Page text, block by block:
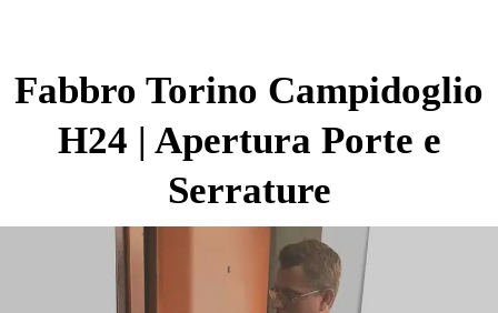
Fabbro Torino Campidoglio
H24 | Apertura Porte e
Serrature